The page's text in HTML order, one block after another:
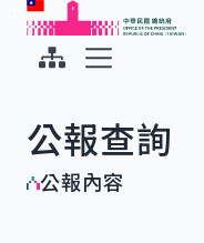
跳到主要內容
中華民國總統府
公報查詢
公報內容